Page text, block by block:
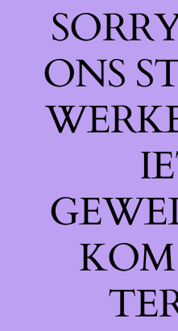
ONS